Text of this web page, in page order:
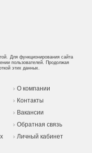
Для функционирования сайта
пользователей. Продолжая
этих данных.
О компании
Контакты
Вакансии
Обратная связь
Личный кабинет